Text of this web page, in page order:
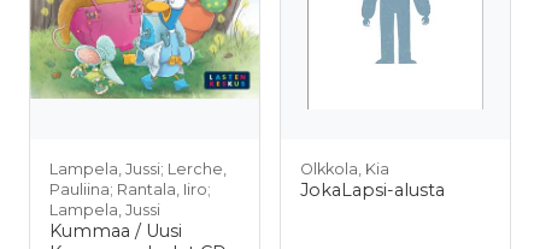
Lampela, Jussi; Lerche,
Pauliina; Rantala, Iiro;
Lampela, Jussi
Kummaa / Uusi
Olkkola, Kia
JokaLapsi-alusta